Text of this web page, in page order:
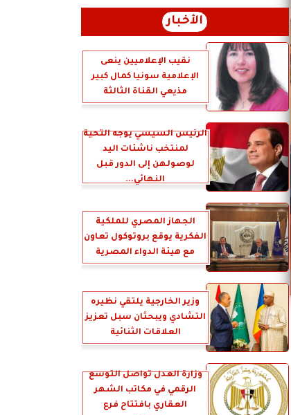
الأخبار
نقيب الإعلاميين ينعى
الإعلامية سونيا كمال كبير
مذيعي القناة الثالثة
الرئيس السيسي يوجه التحية
لمنتخب ناشئات اليد
لوصولهن إلى الدور قبل
النهائي...
الجهاز المصري للملكية
الفكرية يوقع بروتوكول تعاون
مع هيئة الدواء المصرية
وزير الخارجية يلتقي نظيره
التشادي ويبحثان سبل تعزيز
العلاقات الثنائية
وزارة العدل تُواصل التوسع
الرقمي في مكاتب الشهر
العقاري بافتتاح فرع